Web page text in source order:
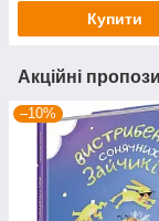
Купити
Акційні
–10%